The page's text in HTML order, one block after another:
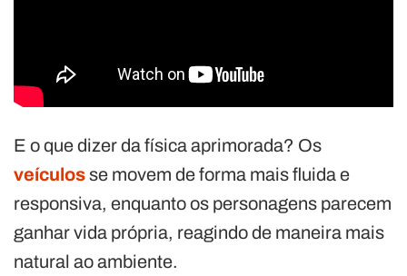
E o que dizer da física aprimorada? Os
veículosse movem de forma mais fluida e
responsiva, enquanto os personagens parecem
ganhar vida própria, reagindo de maneira mais
natural ao ambiente.